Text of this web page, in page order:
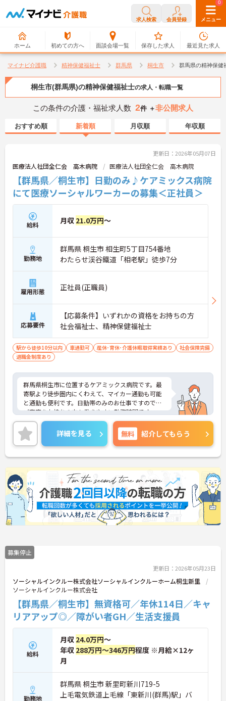
求人検索 会員登録 メニュー
ホーム 初めての方へ 面談会場一覧
0
保存した求人
0
最近見た求人
マイナビ介護職 精神保健福祉士 群馬県 桐生市 群馬県の精神保健
桐生市(群馬県)の精神保健福祉士の求人・転職一覧
この条件の介護・福祉求人数 2件 ＋非公開求人
おすすめ順 新着順 月収順 年収順
更新日：2026年05月07日
医療法人社団全仁会 高木病院 医療法人社団全仁会 高木病院
【群馬県／桐生市】日勤のみ♪ケアミックス病院
にて医療ソーシャルワーカーの募集＜正社員＞
給料 月収 21.0万円～
勤務地
群馬県 桐生市 相生町5丁目754番地
わたらせ渓谷鐵道「相老駅」徒歩7分
雇用形態 正社員(正職員)
応募要件
【応募条件】いずれかの資格をお持ちの方
社会福祉士、精神保健福祉士
駅から徒歩10分以内 車通勤可 産休･育休･介護休暇取得実績あり
社会保険完備
退職金制度あり
群馬県桐生市に位置するケアミックス病院です。最
寄駅より徒歩圏内にくわえて、マイカー通勤も可能
と通勤も便利です。日勤帯のみのお仕事ですので、
ご家庭をお持ちの方も働きやすい勤務時間でオスス
メです！ご興味をお持ちの方はお気軽にお問い合わ
せください。詳細を見る 無料 紹介してもらう
募集停止
更新日：2026年05月23日
ソーシャルインクルー株式会社ソーシャルインクルーホーム桐生新里
ソーシャルインクルー株式会社
【群馬県／桐生市】無資格可／年休114日／キャ
リアアップ◎／障がい者GH／生活支援員
給料
月収 24.0万円～
年収 288万円～346万円程度 ※月給×12ヶ
月
勤務地
群馬県 桐生市 新里町新川719-5
上毛電気鉄道上毛線「東新川(群馬)駅」バ